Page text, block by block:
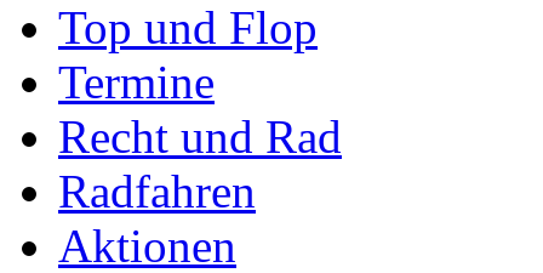
Top und Flop
Termine
Recht und Rad
Radfahren
Aktionen